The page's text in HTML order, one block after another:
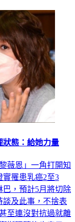
狀態：給她力量
薇恩」一角打開知
實罹患乳癌2至3
，預計5月將切除
及此事，不捨表
至連沒對抗過就離